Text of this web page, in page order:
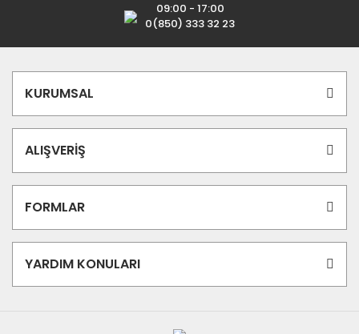
09:00 - 17:00
0(850) 333 32 23
KURUMSAL
ALIŞVERİŞ
FORMLAR
YARDIM KONULARI